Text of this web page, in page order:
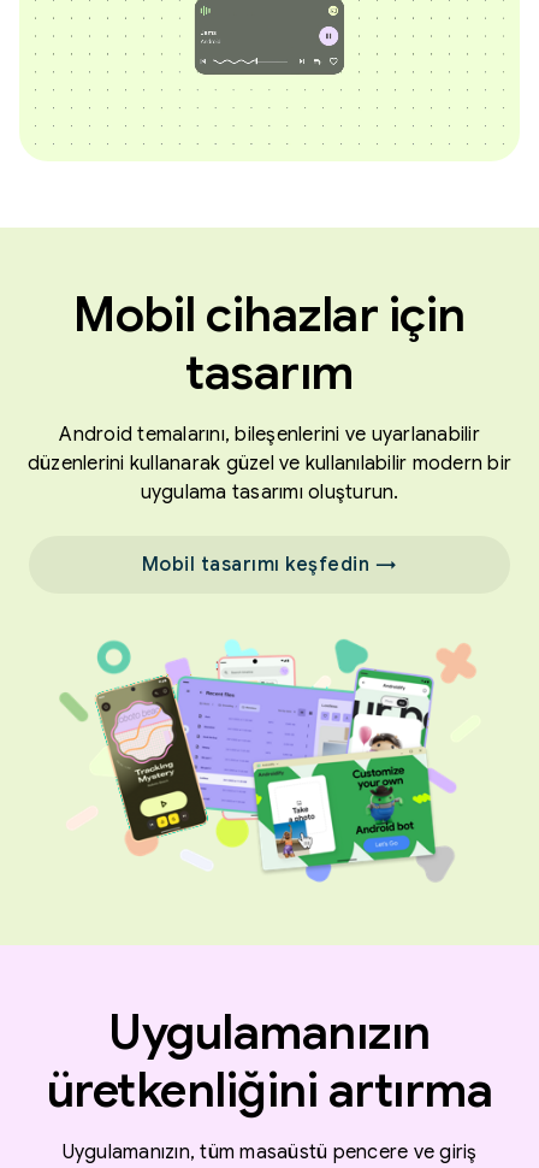
Mobil cihazlar için
tasarım
Android temalarını, bileşenlerini ve uyarlanabilir
düzenlerini kullanarak güzel ve kullanılabilir modern bir
uygulama tasarımı oluşturun.
Mobil tasarımı keşfedin →
Uygulamanızın
üretkenliğini artırma
Uygulamanızın, tüm masaüstü pencere ve giriş